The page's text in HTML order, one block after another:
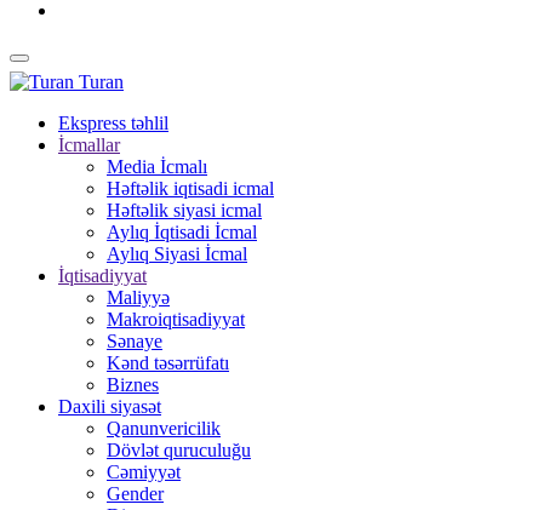
Turan
Ekspress təhlil
İcmallar
Media İcmalı
Həftəlik iqtisadi icmal
Həftəlik siyasi icmal
Aylıq İqtisadi İcmal
Aylıq Siyasi İcmal
İqtisadiyyat
Maliyyə
Makroiqtisadiyyat
Sənaye
Kənd təsərrüfatı
Biznes
Daxili siyasət
Qanunvericilik
Dövlət quruculuğu
Cəmiyyət
Gender